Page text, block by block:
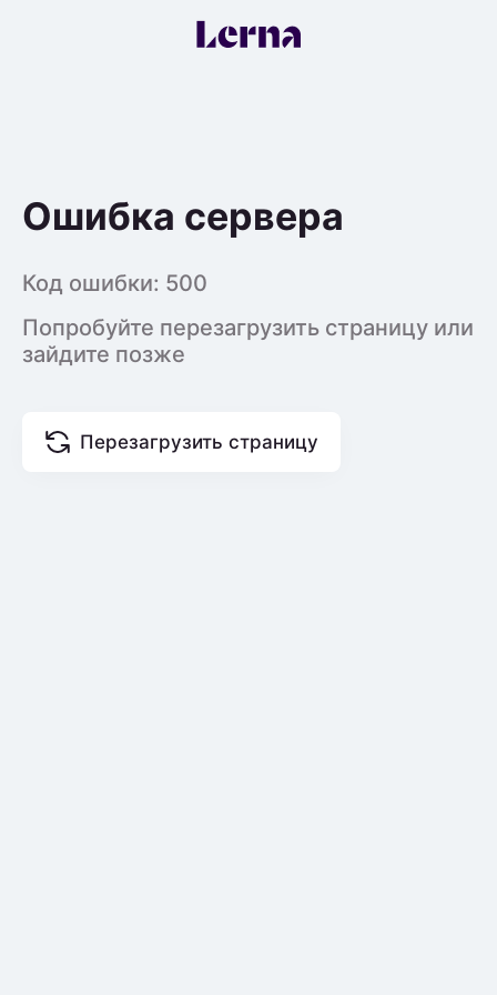
Ошибка сервера
Код ошибки: 500
Попробуйте перезагрузить страницу или
зайдите позже
Перезагрузить страницу